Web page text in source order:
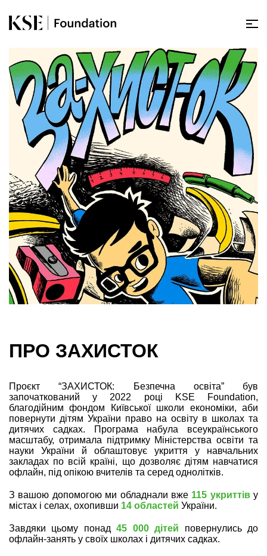
ПРО ЗАХИСТОК
Проєкт “ЗАХИСТОК: Безпечна освіта” був
започаткований у 2022 році KSE Foundation,
благодійним фондом Київської школи економіки, аби
повернути дітям України право на освіту в школах та
дитячих садках. Програма набула всеукраїнського
масштабу, отримала підтримку Міністерства освіти та
науки України й облаштовує укриття у навчальних
закладах по всій країні, що дозволяє дітям навчатися
офлайн, під опікою вчителів та серед однолітків.
З вашою допомогою ми обладнали вже 115 укриттіву
містах і селах, охопивши 14 областей України.
Завдяки цьому понад45 000 дітей повернулись до
офлайн-занять у своїх школах і дитячих садках.